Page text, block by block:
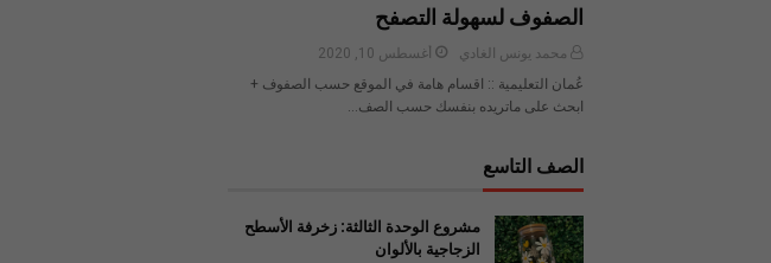
الصفوف لسهولة التصفح
محمد يونس الغادي
أغسطس 10, 2020
عُمان التعليمية :: اقسام هامة في الموقع حسب الصفوف +
ابحث على ماتريده بنفسك حسب الصف…
الصف التاسع
مشروع الوحدة الثالثة: زخرفة الأسطح
الزجاجية بالألوان